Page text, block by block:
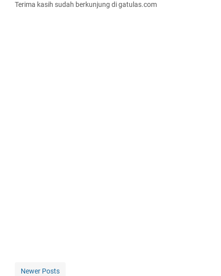
Terima kasih sudah berkunjung di gatulas.com
Newer Posts